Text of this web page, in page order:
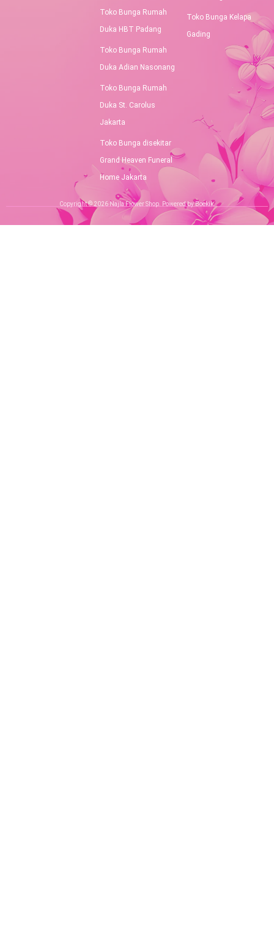
Toko Bunga Rumah
Duka HBT Padang
Toko Bunga Rumah
Duka Adian Nasonang
Toko Bunga Rumah
Duka St. Carolus
Jakarta
Toko Bunga disekitar
Grand Heaven Funeral
Home Jakarta
Toko Bunga Kelapa
Gading
Copyright © 2026 Najla Flower Shop. Powered by Boekik.